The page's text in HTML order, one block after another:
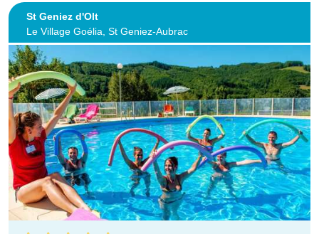
St Geniez d'Olt
Le Village Goélia, St Geniez-Aubrac